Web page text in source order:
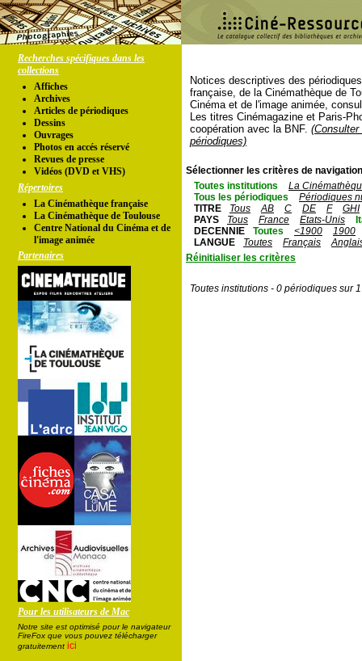
Recherches spécifiques dans les
collections
Affiches
Archives
Articles de périodiques
Dessins
Ouvrages
Photos en accés réservé
Revues de presse
Vidéos (DVD et VHS)
Répertoires
La Cinémathèque française
La Cinémathèque de Toulouse
Centre National du Cinéma et de
l'image animée
Partenaires
Pour les utilisateurs de Mac
Notre site est optimisé pour le navigateur
FireFox que vous pouvez télécharger
gratuitement ici
Notices descriptives des
française, de la Cinémathèque de
Cinéma et de l'image animée,
Les titres Cinémagazine et Paris-
coopération avec la BNF.
périodiques)
Sélectionner les critères de
Toutes institutions
La
Tous les périodiques
Périodiques
TITRE
Tous AB C DE F
GHI
PAYS
Tous France Etats-Unis
DECENNIE
Toutes <1900
1900
LANGUE
Toutes Français
Réinitialiser les critères
Toutes institutions - 0 périodiques sur